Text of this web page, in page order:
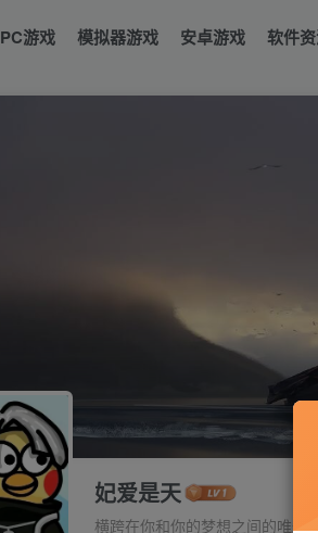
PC游戏 模拟器游戏 安卓游戏 软件
妃爱是天
横跨在你和你的梦想之间的唯一